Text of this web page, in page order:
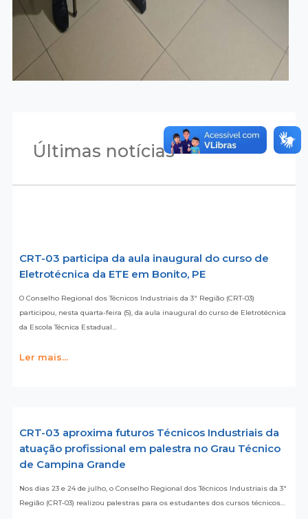
Últimas notícias
CRT-03 participa da aula inaugural do curso de
Eletrotécnica da ETE em Bonito, PE
O Conselho Regional dos Técnicos Industriais da 3ª Região (CRT-03)
participou, nesta quarta-feira (5), da aula inaugural do curso de Eletrotécnica
da Escola Técnica Estadual…
Ler mais...
CRT-03 aproxima futuros Técnicos Industriais da
atuação profissional em palestra no Grau Técnico
de Campina Grande
Nos dias 23 e 24 de julho, o Conselho Regional dos Técnicos Industriais da 3ª
Região (CRT-03) realizou palestras para os estudantes dos cursos técnicos…